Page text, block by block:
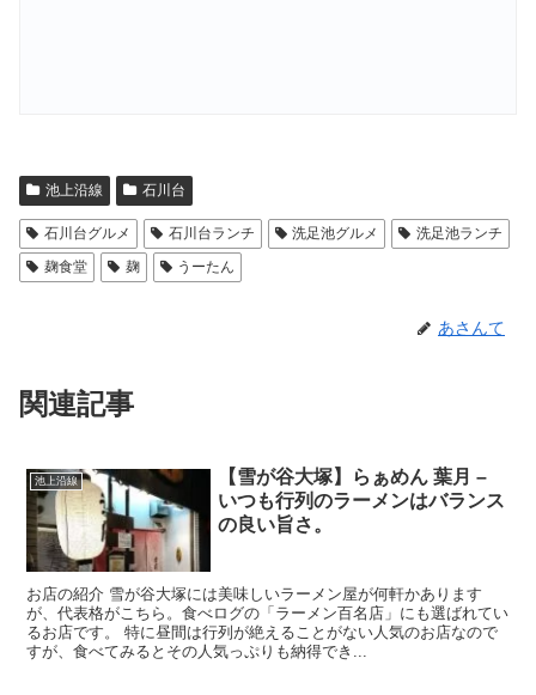
池上沿線 石川台
石川台グルメ 石川台ランチ 洗足池グルメ
洗足池ランチ
麹食堂
麹 うーたん
あさんて
関連記事
池上沿線
【雪が谷大塚】らぁめん 葉月 –
いつも行列のラーメンはバランス
の良い旨さ。
お店の紹介 雪が谷大塚には美味しいラーメン屋が何軒かあります
が、代表格がこちら。食べログの「ラーメン百名店」にも選ばれてい
るお店です。 特に昼間は行列が絶えることがない人気のお店なので
すが、食べてみるとその人気っぷりも納得でき...